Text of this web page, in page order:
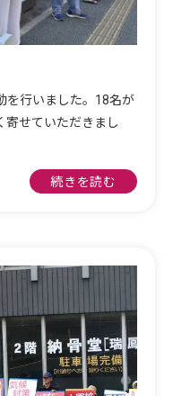
を行いました。18名が
せていただきまし
続きを読む